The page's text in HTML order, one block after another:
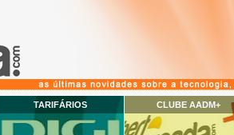
TARIFÁRIOS CLUBE AADM+